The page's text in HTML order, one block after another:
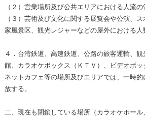
（２）営業場所及び公共エリアにおける人流
（３）芸術及び文化に関する展覧会や公演、
家風景区、観光レジャーなどの屋外における人
４．台湾鉄道、高速鉄道、公路の旅客運輸、
館、カラオケボックス（ＫＴＶ）、ビデオボ
ネットカフェ等の場所及びエリアでは、一時
放する。
二、現在も閉鎖している場所（カラオケホー